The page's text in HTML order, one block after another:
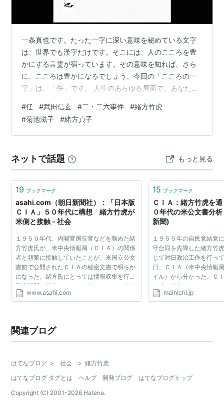
一条真也です。たった一字に深い意味を秘めている文字
は、世界でも漢字だけです。そこには、人のこころを豊
かにする言霊が宿っています。その意味を知れば、さら
に、こころは豊かになるでしょう。今回の「こころの一
字」は、「任」です。 人生のあらゆる局面で、あなたが
は、「すべて私にお任せください」という一言です。飛
行機やホテルでキャンセル待ちしているとき、大事なク
レジットカードを紛失したとき、そして愛する家族を失
くれます。 「人は城、人は石垣、人は濠」という武田信
玄の言葉は、一般には彼の部下愛だと受けとめられ…
#任 #武田信玄 #二・二六事件 #緒方竹虎
#菊池滋子 #緒方貞子
ネットで話題 もっと見る
19 ブックマーク
asahi.com（朝日新聞社）：「日本版
ＣＩＡ」５０年代に構想 緒方竹虎が
米側と接触 - 社会
１９５０年代、内閣官房長官などを務めた緒
方竹虎氏が、米中央情報局（ＣＩＡ）の関係
者と頻繁に接触していたことが、米国立公文
書館で公開されたＣＩＡの秘密文書で明らか
になった。緒方氏にとっては情報収集を行う
国家機関を設立するのが目的だったが、米側
は緒方氏を「ＰＯＣＡＰＯＮ」という暗号名
www.asahi.com
15 ブックマーク
ＣＩＡ：緒方竹虎を
０年代の米公文書分
新聞)
１９５５年の自民党結党
守合同を先導した緒方竹
じて対日政治工作を行っ
日、ＣＩＡ（米中央情報
イル）から分かった。Ｃ
は彼を首相にすることが
い。実現すれば、日本政
mainichi.jp
関連ブログ
はてなブログ > 社会 > 緒方竹虎
はてなブログ タグとは
ヘルプ 開発ブログ
はてなブログトップ
Copyright (C) 2001-2026 Hatena.